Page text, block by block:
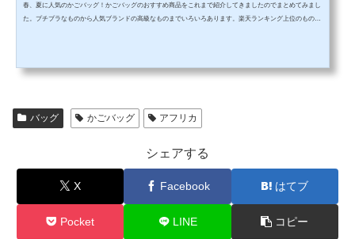
春、夏に人気のかごバッグ！かごバッグのおすすめ商品をこれまで紹介してきましたのでまとめてみまし
た。プチプラなものから人気ブランドの高級なものまでいろいろあります。楽天ランキング上位のものも
バッグ - サイザルバッグ 共手 ...
バッグ かごバッグ アフリカ
シェアする
X Facebook はてブ
Pocket LINE コピー